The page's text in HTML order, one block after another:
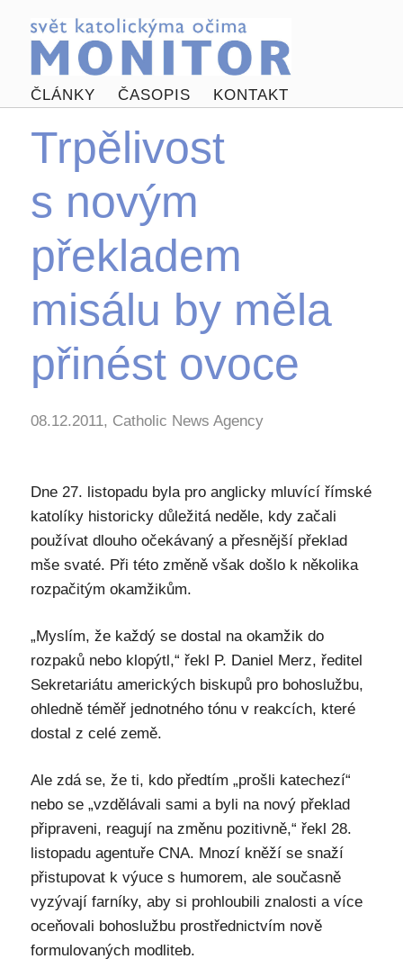
ČLÁNKY ČASOPIS KONTAKT
Trpělivost
s novým
překladem
misálu by měla
přinést ovoce
08.12.2011, Catholic News Agency
Dne 27. listopadu byla pro anglicky mluvící římské
katolíky historicky důležitá neděle, kdy začali
používat dlouho očekávaný a přesnější překlad
mše svaté. Při této změně však došlo k několika
rozpačitým okamžikům.
„Myslím, že každý se dostal na okamžik do
rozpaků nebo klopýtl,“ řekl P. Daniel Merz, ředitel
Sekretariátu amerických biskupů pro bohoslužbu,
ohledně téměř jednotného tónu v reakcích, které
dostal z celé země.
Ale zdá se, že ti, kdo předtím „prošli katechezí“
nebo se „vzdělávali sami a byli na nový překlad
připraveni, reagují na změnu pozitivně,“ řekl 28.
listopadu agentuře CNA. Mnozí kněží se snaží
přistupovat k výuce s humorem, ale současně
vyzývají farníky, aby si prohloubili znalosti a více
oceňovali bohoslužbu prostřednictvím nově
formulovaných modliteb.